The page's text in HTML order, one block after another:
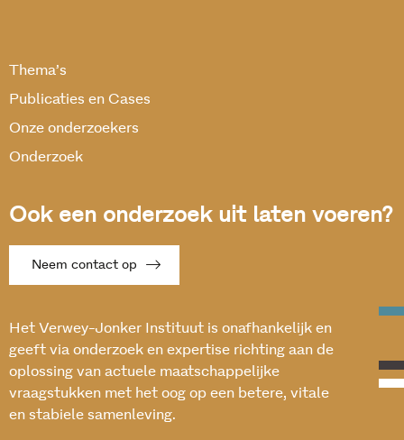
Thema’s
Publicaties en Cases
Onze onderzoekers
Onderzoek
Ook een onderzoek uit laten voeren?
Neem contact op
Het Verwey-Jonker Instituut is onafhankelijk en
geeft via onderzoek en expertise richting aan de
oplossing van actuele maatschappelijke
vraagstukken met het oog op een betere, vitale
en stabiele samenleving.